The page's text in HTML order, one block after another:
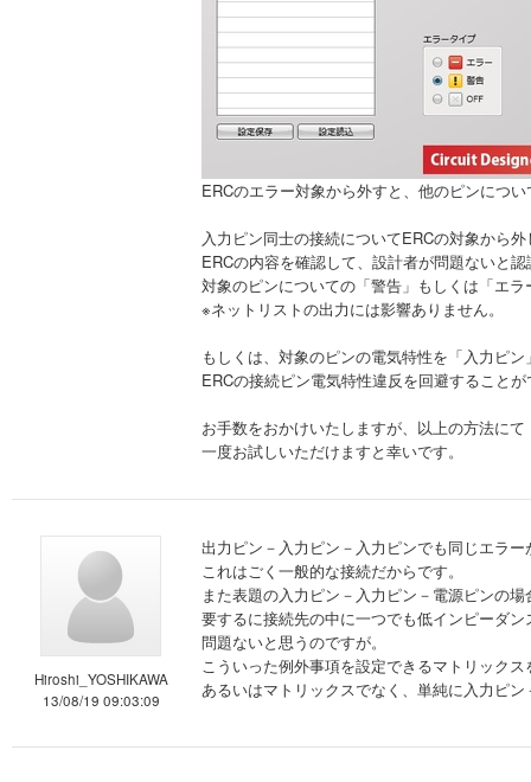
ERCのエラー対象から外すと、他のピンにつ
入力ピン同士の接続についてERCの対象から
ERCの内容を確認して、設計者が問題ないと
対象のピンについての「警告」もしくは「エ
※ネットリストの出力には影響ありません。
もしくは、対象のピンの電気特性を「入力ピ
ERCの接続ピン電気特性違反を回避すること
お手数をおかけいたしますが、以上の方法にて
一度お試しいただけますと幸いです。
Hiroshi_YOSHIKAWA
13/08/19 09:03:09
出力ピン－入力ピン－入力ピンでも同じエラ
これはごく一般的な接続だからです。
また表題の入力ピン－入力ピン－電源ピンの
要するに接続先の中に一つでも低インピーダ
問題ないと思うのですが。
こういった例外事項を設定できるマトリック
あるいはマトリックスでなく、単純に入力ピ